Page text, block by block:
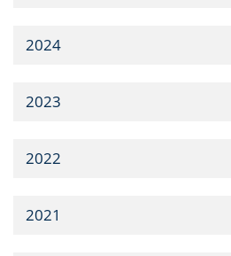
2024
2023
2022
2021